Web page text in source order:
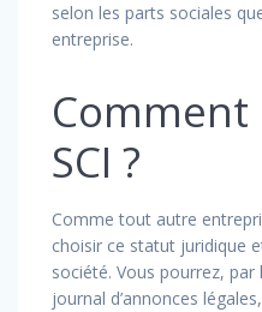
selon les parts sociales
entreprise.
Comment
SCI ?
Comme tout autre
choisir ce statut juridique
société. Vous pourrez, par
journal d’annonces